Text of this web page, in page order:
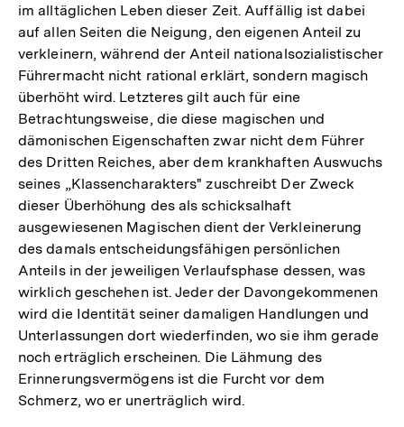
im alltäglichen Leben dieser Zeit. Auffällig ist dabei
auf allen Seiten die Neigung, den eigenen Anteil zu
verkleinern, während der Anteil nationalsozialistischer
Führermacht nicht rational erklärt, sondern magisch
überhöht wird. Letzteres gilt auch für eine
Betrachtungsweise, die diese magischen und
dämonischen Eigenschaften zwar nicht dem Führer
des Dritten Reiches, aber dem krankhaften Auswuchs
seines „Klassencharakters" zuschreibt Der Zweck
dieser Überhöhung des als schicksalhaft
ausgewiesenen Magischen dient der Verkleinerung
des damals entscheidungsfähigen persönlichen
Anteils in der jeweiligen Verlaufsphase dessen, was
wirklich geschehen ist. Jeder der Davongekommenen
wird die Identität seiner damaligen Handlungen und
Unterlassungen dort wiederfinden, wo sie ihm gerade
noch erträglich erscheinen. Die Lähmung des
Erinnerungsvermögens ist die Furcht vor dem
Schmerz, wo er unerträglich wird.